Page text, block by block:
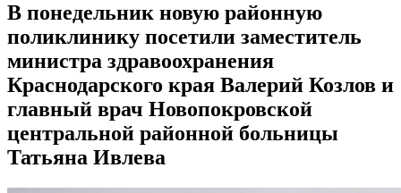
В понедельник новую районную
поликлинику посетили заместитель
министра здравоохранения
Краснодарского края Валерий Козлов и
главный врач Новопокровской
центральной районной больницы
Татьяна Ивлева